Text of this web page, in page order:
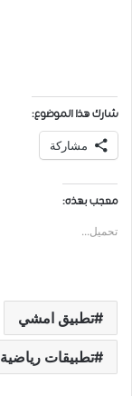
شارك هذا الموضوع:
مشاركة
معجب بهذه:
تحميل...
ﺗﻄﺒﻴﻖ ﺍﻣﺸﻲ
ﺗﻄﺒﻴﻘﺎﺕ ﺭﻳﺎﺿﻴﺔ